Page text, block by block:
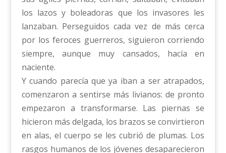
los lazos y boleadoras que los invasores les
lanzaban. Perseguidos cada vez de más cerca
por los feroces guerreros, siguieron corriendo
siempre, aunque muy cansados, hacía en
naciente.
Y cuando parecía que ya iban a ser atrapados,
comenzaron a sentirse más livianos: de pronto
empezaron a transformarse. Las piernas se
hicieron más delgada, los brazos se convirtieron
en alas, el cuerpo se les cubrió de plumas. Los
rasgos humanos de los jóvenes desaparecieron